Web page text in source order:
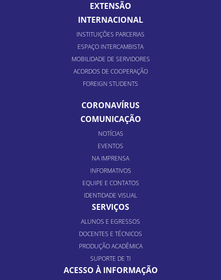
EXTENSÃO
INTERNACIONAL
INSTITUIÇÕES PARCERIAS
ESPAÇO INTERCAMBISTA
MOBILIDADE DE SERVIDORES
ACORDOS DE COOPERAÇÃO
FOREIGN STUDENTS
CORONAVÍRUS
COMUNICAÇÃO
NOTÍCIAS
EVENTOS
NA IMPRENSA
INFORMATIVOS
EQUIPE E CONTATOS
IDENTIDADE VISUAL
SERVIÇOS
ALUNOS E EGRESSOS
DOCENTES E TÉCNICOS
PRODUÇÃO ACADÊMICA
SUPORTE DE TI
ACESSO À INFORMAÇÃO